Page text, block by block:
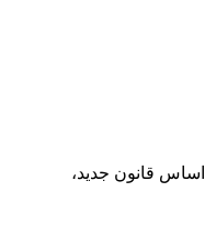
اساس قانون جدید،